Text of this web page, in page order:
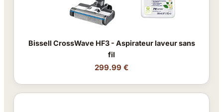
Bissell CrossWave HF3 - Aspirateur laveur sans
fil
299.99 €